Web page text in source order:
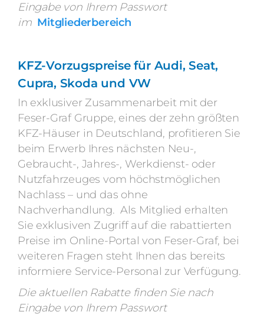
Eingabe von Ihrem Passwort
im Mitgliederbereich
KFZ-Vorzugspreise für Audi, Seat,
Cupra, Skoda und VW
In exklusiver Zusammenarbeit mit der
Feser-Graf Gruppe, eines der zehn größten
KFZ-Häuser in Deutschland, profitieren Sie
beim Erwerb Ihres nächsten Neu-,
Gebraucht-, Jahres-, Werkdienst- oder
Nutzfahrzeuges vom höchstmöglichen
Nachlass – und das ohne
Nachverhandlung. Als Mitglied erhalten
Sie exklusiven Zugriff auf die rabattierten
Preise im Online-Portal von Feser-Graf, bei
weiteren Fragen steht Ihnen das bereits
informiere Service-Personal zur Verfügung.
Die aktuellen Rabatte finden Sie nach
Eingabe von Ihrem Passwort